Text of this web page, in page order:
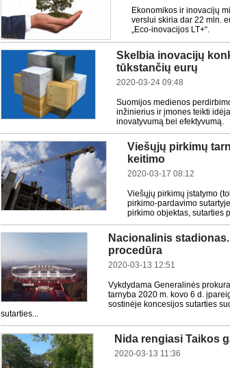
Ekonomikos ir inovacijų
verslui skiria dar 22 mln.
„Eco-inovacijos LT+“.
Skelbia inovacijų
tūkstančių eurų
2020-03-24 09:48
Suomijos medienos
inžinierius ir įmones teikti
inovatyvumą bei efektyvumą.
Viešųjų pirkimų
keitimo
2020-03-17 08:12
Viešųjų pirkimų įstatymo
pirkimo-pardavimo
pirkimo objektas, sutarties
Nacionalinis
procedūra
2020-03-13 12:51
Vykdydama Generalinės
tarnyba 2020 m. kovo 6 d.
sostinėje koncesijos sutarties
sutarties...
Nida rengiasi Taikos
2020-03-13 11:36